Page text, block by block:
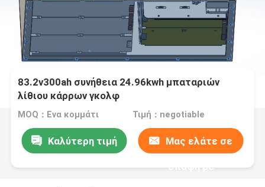
83.2v300ah συνήθεια 24.96kwh μπαταριών
λίθιου κάρρων γκολφ
MOQ：Ενα κομμάτι Τιμή：negotiable
Καλύτερη τιμή Μας ελάτε σε
επαφή με